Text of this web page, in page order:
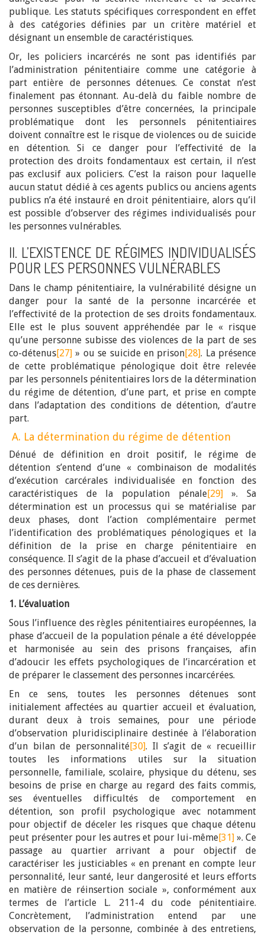
publique. Les statuts spécifiques correspondent en effet
à des catégories définies par un critère matériel et
désignant un ensemble de caractéristiques.
Or, les policiers incarcérés ne sont pas identifiés par
l’administration pénitentiaire comme une catégorie à
part entière de personnes détenues. Ce constat n’est
finalement pas étonnant. Au-delà du faible nombre de
personnes susceptibles d’être concernées, la principale
problématique dont les personnels pénitentiaires
doivent connaître est le risque de violences ou de suicide
en détention. Si ce danger pour l’effectivité de la
protection des droits fondamentaux est certain, il n’est
pas exclusif aux policiers. C’est la raison pour laquelle
aucun statut dédié à ces agents publics ou anciens agents
publics n’a été instauré en droit pénitentiaire, alors qu’il
est possible d’observer des régimes individualisés pour
les personnes vulnérables.
II. L’EXISTENCE DE RÉGIMES INDIVIDUALISÉS
POUR LES PERSONNES VULNÉRABLES
Dans le champ pénitentiaire, la vulnérabilité désigne un
danger pour la santé de la personne incarcérée et
l’effectivité de la protection de ses droits fondamentaux.
Elle est le plus souvent appréhendée par le « risque
qu’une personne subisse des violences de la part de ses
co-détenus[27] » ou se suicide en prison[28]. La présence
de cette problématique pénologique doit être relevée
par les personnels pénitentiaires lors de la détermination
du régime de détention, d’une part, et prise en compte
dans l’adaptation des conditions de détention, d’autre
part.
A. La détermination du régime de détention
Dénué de définition en droit positif, le régime de
détention s’entend d’une « combinaison de modalités
d’exécution carcérales individualisée en fonction des
caractéristiques de la population pénale[29]». Sa
détermination est un processus qui se matérialise par
deux phases, dont l’action complémentaire permet
l’identification des problématiques pénologiques et la
définition de la prise en charge pénitentiaire en
conséquence. Il s’agit de la phase d’accueil et d’évaluation
des personnes détenues, puis de la phase de classement
de ces dernières.
1. L’évaluation
Sous l’influence des règles pénitentiaires européennes, la
phase d’accueil de la population pénale a été développée
et harmonisée au sein des prisons françaises, afin
d’adoucir les effets psychologiques de l’incarcération et
de préparer le classement des personnes incarcérées.
En ce sens, toutes les personnes détenues sont
initialement affectées au quartier accueil et évaluation,
durant deux à trois semaines, pour une période
d’observation pluridisciplinaire destinée à l’élaboration
d’un bilan de personnalité[30]. Il s’agit de « recueillir
toutes les informations utiles sur la situation
personnelle, familiale, scolaire, physique du détenu, ses
besoins de prise en charge au regard des faits commis,
ses éventuelles difficultés de comportement en
détention, son profil psychologique avec notamment
pour objectif de déceler les risques que chaque détenu
peut présenter pour les autres et pour lui-même[31] ». Ce
passage au quartier arrivant a pour objectif de
caractériser les justiciables « en prenant en compte leur
personnalité, leur santé, leur dangerosité et leurs efforts
en matière de réinsertion sociale », conformément aux
termes de l’article L. 211-4 du code pénitentiaire.
Concrètement, l’administration entend par une
observation de la personne, combinée à des entretiens,